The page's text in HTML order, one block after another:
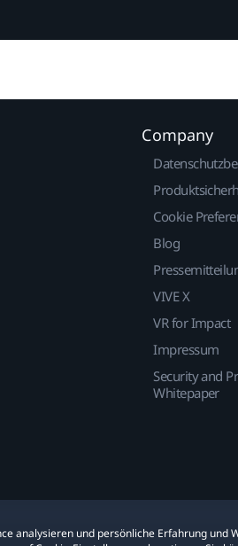
analysieren und persönliche Erfahrung und
Company
Cookie
Blog
VIVE X
VR for Impact
Impressum
Security and
Whitepaper